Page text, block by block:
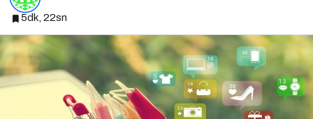
5dk, 22sn